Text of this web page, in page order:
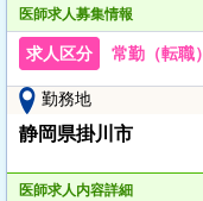
医師求人募集情報
求人区分 常勤（転職）
勤務地
静岡県掛川市
医師求人内容詳細